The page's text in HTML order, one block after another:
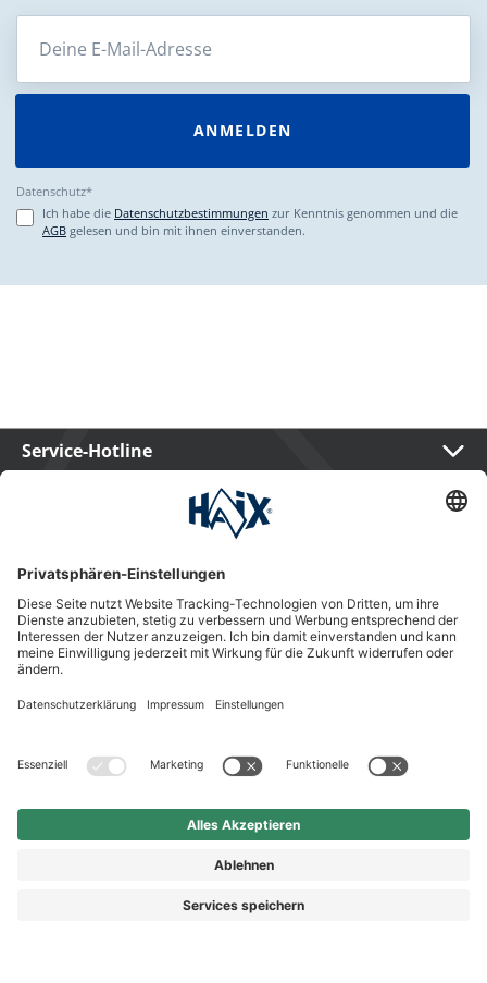
ANMELDEN
Datenschutz*
Ich habe die Datenschutzbestimmungen zur Kenntnis genommen und die
AGB gelesen und bin mit ihnen einverstanden.
Service-Hotline
Shop Service
Newsletter
Follow us
Kauf auf Rechnung
Rechnungskauf